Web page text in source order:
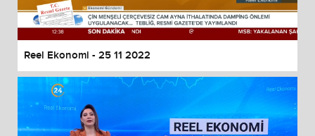
Reel Ekonomi - 25 11 2022